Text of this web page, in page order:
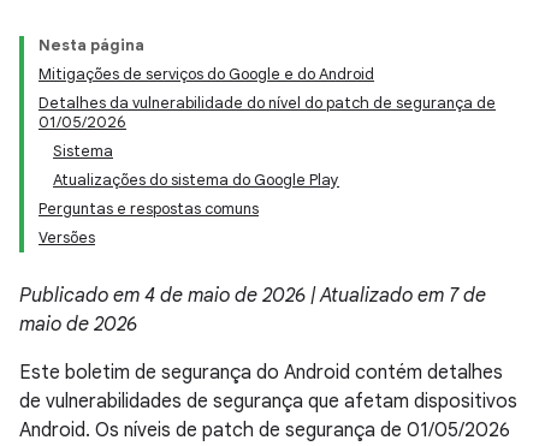
Nesta página
Mitigações de serviços do Google e do Android
Detalhes da vulnerabilidade do nível do patch de segurança de
01/05/2026
Sistema
Atualizações do sistema do Google Play
Perguntas e respostas comuns
Versões
Publicado em 4 de maio de 2026 | Atualizado em 7 de
maio de 2026
Este boletim de segurança do Android contém detalhes
de vulnerabilidades de segurança que afetam dispositivos
Android. Os níveis de patch de segurança de 01/05/2026